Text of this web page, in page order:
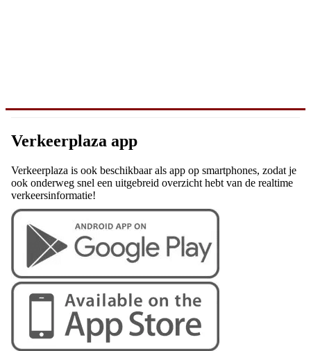
Verkeerplaza app
Verkeerplaza is ook beschikbaar als app op smartphones, zodat je
ook onderweg snel een uitgebreid overzicht hebt van de realtime
verkeersinformatie!